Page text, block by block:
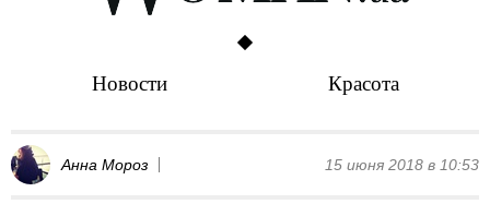
Новости Красота
Анна Мороз 15 июня 2018 в 10:53